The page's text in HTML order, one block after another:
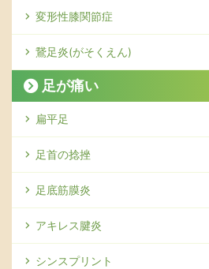
変形性膝関節症
鵞足炎(がそくえん)
足が痛い
扁平足
足首の捻挫
足底筋膜炎
アキレス腱炎
シンスプリント